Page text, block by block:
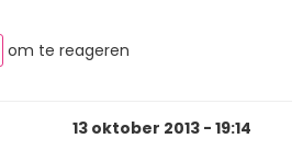
om te reageren
13 oktober 2013 - 19:14